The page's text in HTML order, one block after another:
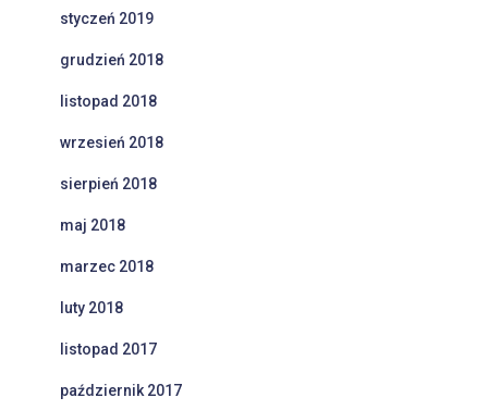
styczeń 2019
grudzień 2018
listopad 2018
wrzesień 2018
sierpień 2018
maj 2018
marzec 2018
luty 2018
listopad 2017
październik 2017